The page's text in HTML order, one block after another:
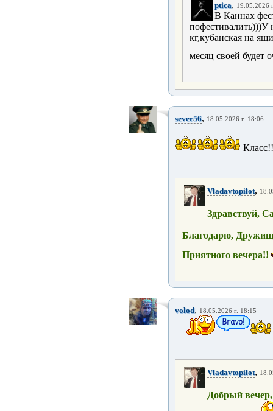
ptica, 19.05.2026
В Каннах
пофестивалить)))У
кг,кубанская на
месяц своей будет
sever56, 18.05.2026 г. 18:06
Vladavtopilot,
Здравствуй,
Благодарю,
Приятного вечера!!
volod, 18.05.2026 г. 18:15
Vladavtopilot,
Добрый